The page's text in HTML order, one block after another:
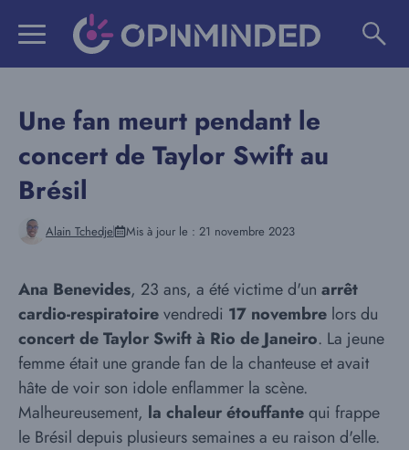
Une fan meurt pendant le
concert de Taylor Swift au
Brésil
Alain Tchedje Mis à jour le : 21 novembre 2023
Ana Benevides, 23 ans, a été victime d'un arrêt
cardio-respiratoirevendredi 17 novembre lors du
concert de Taylor Swift à Rio de Janeiro. La jeune
femme était une grande fan de la chanteuse et avait
hâte de voir son idole enflammer la scène.
Malheureusement, la chaleur étouffantequi frappe
le Brésil depuis plusieurs semaines a eu raison d'elle.